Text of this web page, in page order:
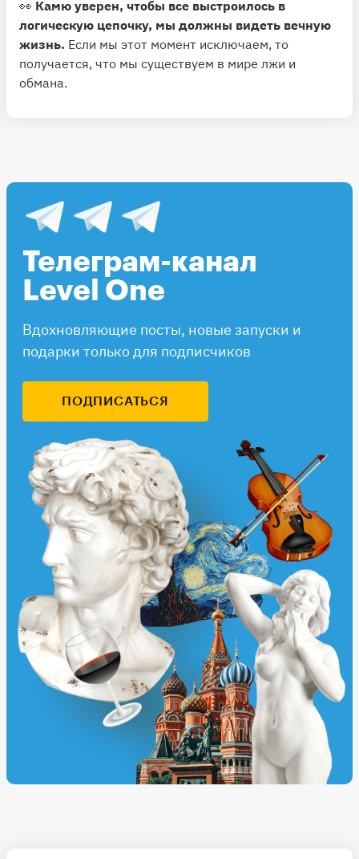
👀 Камю уверен, чтобы все выстроилось в
логическую цепочку, мы должны видеть вечную
жизнь. Если мы этот момент исключаем, то
получается, что мы существуем в мире лжи и
обмана.
Телеграм-канал
Level One
Вдохновляющие посты, новые запуски и
подарки только для подписчиков
ПОДПИСАТЬСЯ